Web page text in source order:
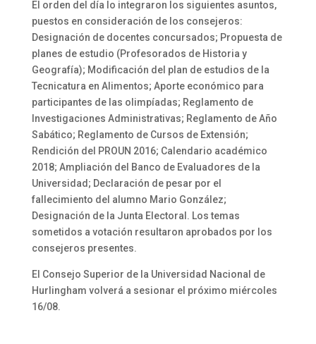
El orden del día lo integraron los siguientes asuntos,
puestos en consideración de los consejeros:
Designación de docentes concursados; Propuesta de
planes de estudio (Profesorados de Historia y
Geografía); Modificación del plan de estudios de la
Tecnicatura en Alimentos; Aporte económico para
participantes de las olimpíadas; Reglamento de
Investigaciones Administrativas; Reglamento de Año
Sabático; Reglamento de Cursos de Extensión;
Rendición del PROUN 2016; Calendario académico
2018; Ampliación del Banco de Evaluadores de la
Universidad; Declaración de pesar por el
fallecimiento del alumno Mario González;
Designación de la Junta Electoral. Los temas
sometidos a votación resultaron aprobados por los
consejeros presentes.
El Consejo Superior de la Universidad Nacional de
Hurlingham volverá a sesionar el próximo miércoles
16/08.